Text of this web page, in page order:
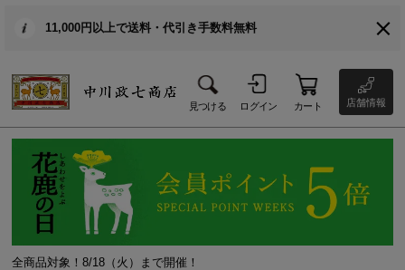
11,000円以上で送料・代引き手数料無料
見つける ログイン カート 店舗情報
全商品対象！8/18（火）まで開催！